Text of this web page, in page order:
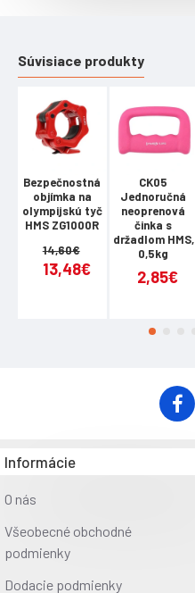
Súvisiace produkty
Bezpečnostná
objímka na
olympijskú tyč
HMS ZG1000R
13,48€
14,60€
CK05
Jednoručná
neoprenová
činka s
držadlom HMS,
0,5kg
2,85€
Informácie
O nás
Všeobecné obchodné
podmienky
Dodacie podmienky